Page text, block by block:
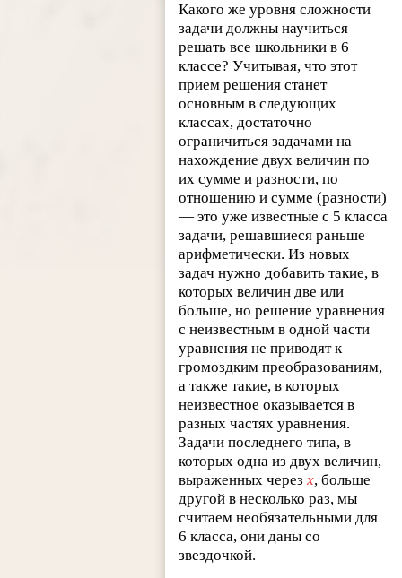
Какого же уровня сложности
задачи должны научиться
решать все школьники в 6
классе? Учитывая, что этот
прием решения станет
основным в следующих
классах, достаточно
ограничиться задачами на
нахождение двух величин по
их сумме и разности, по
отношению и сумме (разности)
— это уже известные с 5 класса
задачи, решавшиеся раньше
арифметически. Из новых
задач нужно добавить такие, в
которых величин две или
больше, но решение уравнения
с неизвестным в одной части
уравнения не приводят к
громоздким преобразованиям,
а также такие, в которых
неизвестное оказывается в
разных частях уравнения.
Задачи последнего типа, в
которых одна из двух величин,
выраженных черезx, больше
другой в несколько раз, мы
считаем необязательными для
6 класса, они даны со
звездочкой.